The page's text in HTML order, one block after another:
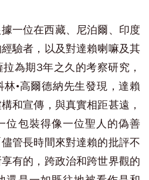
一位在西藏、尼泊爾、印度
驗者，以及對達賴喇嘛及其
為期3年之久的考察研究，
•高爾德納先生發現，達賴
和宣傳，與真實相距甚遠，
位包裝得像一位聖人的偽善
管長時間來對達賴的批評不
有的，跨政治和跨世界觀的